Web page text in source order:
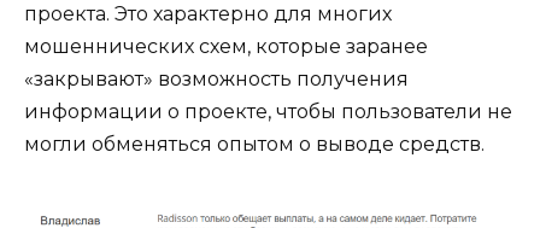
проекта. Это характерно для многих
мошеннических схем, которые заранее
«закрывают» возможность получения
информации о проекте, чтобы пользователи не
могли обменяться опытом о выводе средств.